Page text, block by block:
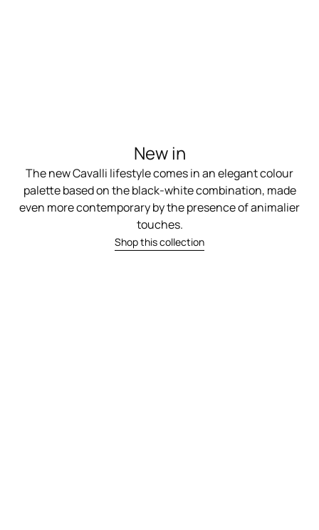
New in
The new Cavalli lifestyle comes in an elegant colour
palette based on the black-white combination, made
even more contemporary by the presence of animalier
touches.
Shop this collection